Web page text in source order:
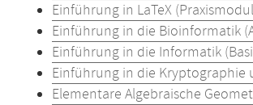
Einführung in LaTeX
Einführung in die Bioinformatik
Einführung in die Informatik
Einführung in die Kryptographie
Elementare Algebraische